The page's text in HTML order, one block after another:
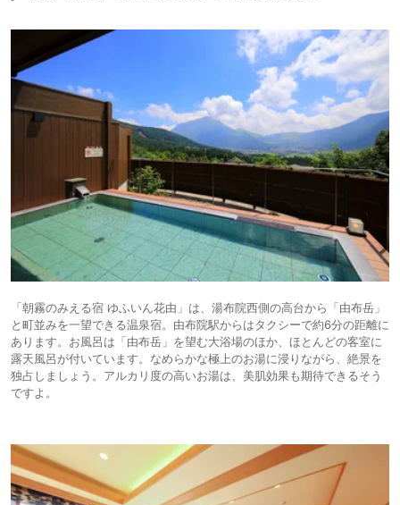
「朝霧のみえる宿 ゆふいん花由」は、湯布院西側の高台から「由布岳」
と町並みを一望できる温泉宿。由布院駅からはタクシーで約6分の距離に
あります。お風呂は「由布岳」を望む大浴場のほか、ほとんどの客室に
露天風呂が付いています。なめらかな極上のお湯に浸りながら、絶景を
独占しましょう。アルカリ度の高いお湯は、美肌効果も期待できるそう
ですよ。